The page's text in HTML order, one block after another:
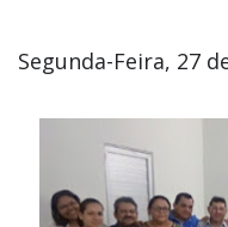
Segunda-Feira, 27